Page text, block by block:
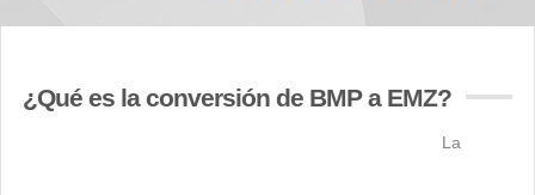
¿Qué es la conversión de BMP a EMZ?
La